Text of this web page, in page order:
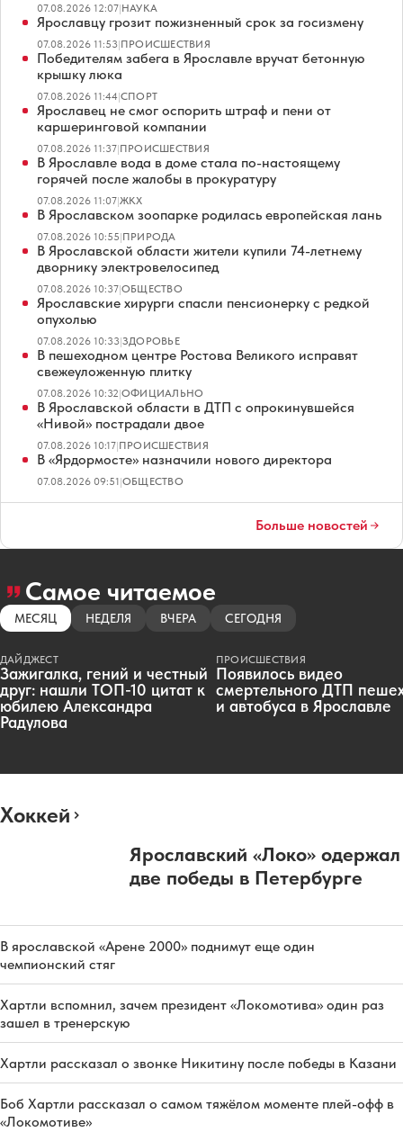
07.08.2026 12:07|НАУКА
Ярославцу грозит пожизненный срок за госизмену
07.08.2026 11:53|ПРОИСШЕСТВИЯ
Победителям забега в Ярославле вручат бетонную
крышку люка
07.08.2026 11:44|СПОРТ
Ярославец не смог оспорить штраф и пени от
каршеринговой компании
07.08.2026 11:37|ПРОИСШЕСТВИЯ
В Ярославле вода в доме стала по-настоящему
горячей после жалобы в прокуратуру
07.08.2026 11:07|ЖКХ
В Ярославском зоопарке родилась европейская лань
07.08.2026 10:55|ПРИРОДА
В Ярославской области жители купили 74-летнему
дворнику электровелосипед
07.08.2026 10:37|ОБЩЕСТВО
Ярославские хирурги спасли пенсионерку с редкой
опухолью
07.08.2026 10:33|ЗДОРОВЬЕ
В пешеходном центре Ростова Великого исправят
свежеуложенную плитку
07.08.2026 10:32|ОФИЦИАЛЬНО
В Ярославской области в ДТП с опрокинувшейся
«Нивой» пострадали двое
07.08.2026 10:17|ПРОИСШЕСТВИЯ
В «Ярдормосте» назначили нового директора
07.08.2026 09:51|ОБЩЕСТВО
Больше новостей
Самое читаемое
МЕСЯЦ НЕДЕЛЯ ВЧЕРА СЕГОДНЯ
ДАЙДЖЕСТ
Зажигалка, гений и честный
друг: нашли ТОП-10 цитат к
юбилею Александра
Радулова
ПРОИСШЕСТВИЯ
Появилось видео
смертельного ДТП
и автобуса в Ярославле
Хоккей
Ярославский «Локо» одержал
две победы в Петербурге
В ярославской «Арене 2000» поднимут еще один
чемпионский стяг
Хартли вспомнил, зачем президент «Локомотива» один раз
зашел в тренерскую
Хартли рассказал о звонке Никитину после победы в Казани
Боб Хартли рассказал о самом тяжёлом моменте плей-офф в
«Локомотиве»